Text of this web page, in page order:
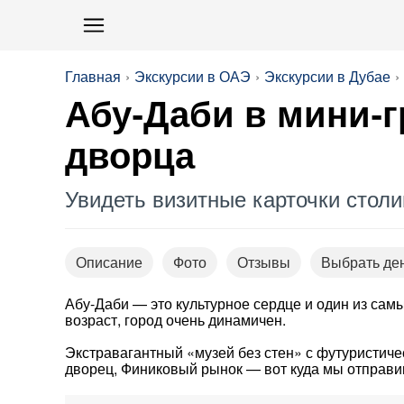
Главная Экскурсии в ОАЭ Экскурсии в Дубае
Абу-Даби в мини-
дворца
Увидеть визитные карточки
Описание Фото Отзывы
Выбрать
Абу-Даби — это культурное сердце и один из
возраст, город очень динамичен.
Экстравагантный «музей без стен» с
дворец, Финиковый рынок — вот куда мы